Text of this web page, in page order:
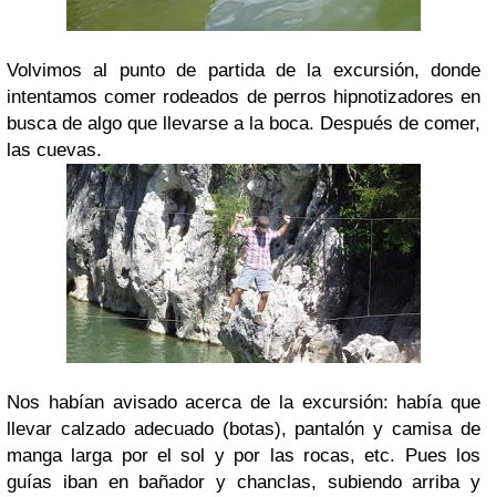
Volvimos al punto de partida de la excursión, donde
intentamos comer rodeados de perros hipnotizadores en
busca de algo que llevarse a la boca. Después de comer,
las cuevas.
Nos habían avisado acerca de la excursión: había que
llevar calzado adecuado (botas), pantalón y camisa de
manga larga por el sol y por las rocas, etc. Pues los
guías iban en bañador y chanclas, subiendo arriba y